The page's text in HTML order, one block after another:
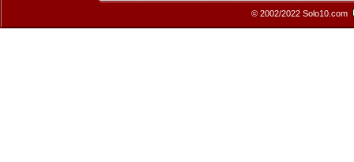
© 2002/2022 Solo10.com